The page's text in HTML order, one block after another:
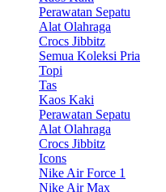
Perawatan Sepatu
Alat Olahraga
Crocs Jibbitz
Semua Koleksi Pria
Topi
Tas
Kaos Kaki
Perawatan Sepatu
Alat Olahraga
Crocs Jibbitz
Icons
Nike Air Force 1
Nike Air Max